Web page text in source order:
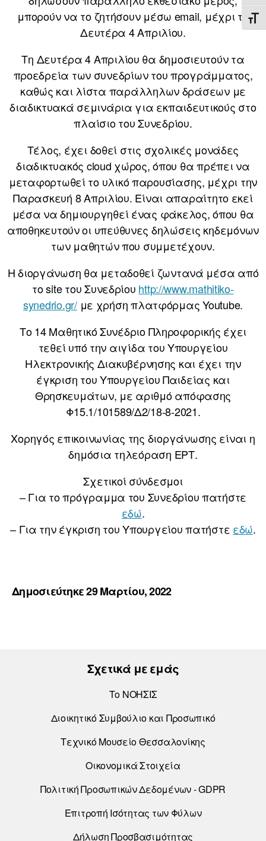
μπορούν να το ζητήσουν μέσω email, μέχρι τη
Δευτέρα 4 Απριλίου.
Τη Δευτέρα 4 Απριλίου θα δημοσιευτούν τα
προεδρεία των συνεδρίων του προγράμματος,
καθώς και λίστα παράλληλων δράσεων με
διαδικτυακά σεμινάρια για εκπαιδευτικούς στο
πλαίσιο του Συνεδρίου.
Τέλος, έχει δοθεί στις σχολικές μονάδες
διαδικτυακός cloud χώρος, όπου θα πρέπει να
μεταφορτωθεί το υλικό παρουσίασης, μέχρι την
Παρασκευή 8 Απριλίου. Είναι απαραίτητο εκεί
μέσα να δημιουργηθεί ένας φάκελος, όπου θα
αποθηκευτούν οι υπεύθυνες δηλώσεις κηδεμόνων
των μαθητών που συμμετέχουν.
Η διοργάνωση θα μεταδοθεί ζωντανά μέσα από
το site του Συνεδρίου http://www.mathitiko-
synedrio.gr/με χρήση πλατφόρμας Youtube.
Το 14 Μαθητικό Συνέδριο Πληροφορικής έχει
τεθεί υπό την αιγίδα του Υπουργείου
Ηλεκτρονικής Διακυβέρνησης και έχει την
έγκριση του Υπουργείου Παιδείας και
Θρησκευμάτων, με αριθμό απόφασης
Φ15.1/101589/Δ2/18-8-2021.
Χορηγός επικοινωνίας της διοργάνωσης είναι η
δημόσια τηλεόραση ΕΡΤ.
Σχετικοί σύνδεσμοι
– Για το πρόγραμμα του Συνεδρίου πατήστε
εδώ.
– Για την έγκριση του Υπουργείου πατήστε εδώ.
Δημοσιεύτηκε 29 Μαρτίου, 2022
Σχετικά με εμάς
Το ΝΟΗΣΙΣ
Διοικητικό Συμβούλιο και Προσωπικό
Τεχνικό Μουσείο Θεσσαλονίκης
Οικονομικά Στοιχεία
Πολιτική Προσωπικών Δεδομένων - GDPR
Επιτροπή Ισότητας των Φύλων
Δήλωση Προσβασιμότητας